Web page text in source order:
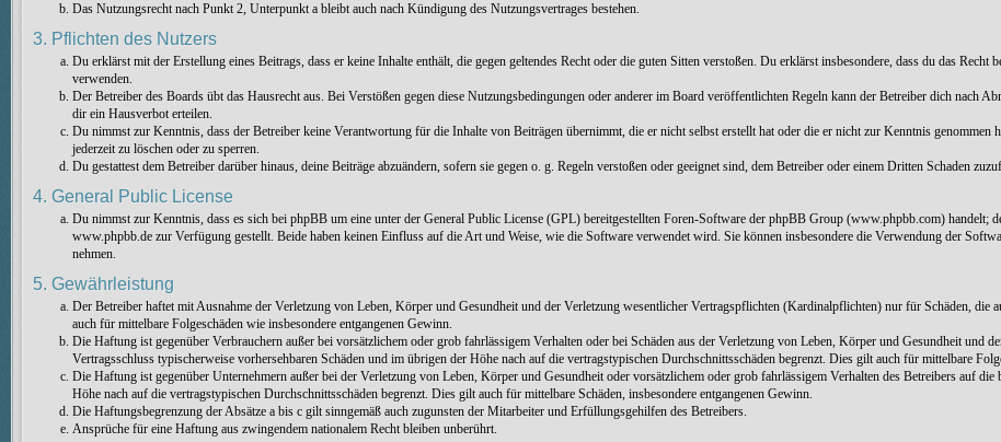
Das Nutzungsrecht nach Punkt 2, Unterpunkt a bleibt auch nach Kündigung des Nutzungsvertrages bestehen.
3. Pflichten des Nutzers
Du erklärst mit der Erstellung eines Beitrags, dass er keine Inhalte enthält, die gegen geltendes Recht oder die guten Sitten verstoßen. Du erklärst insbesondere, dass du das
verwenden.
Der Betreiber des Boards übt das Hausrecht aus. Bei Verstößen gegen diese Nutzungsbedingungen oder anderer im Board veröffentlichten Regeln kann der Betreiber dich nach
dir ein Hausverbot erteilen.
Du nimmst zur Kenntnis, dass der Betreiber keine Verantwortung für die Inhalte von Beiträgen übernimmt, die er nicht selbst erstellt hat oder die er nicht zur Kenntnis genommen
jederzeit zu löschen oder zu sperren.
Du gestattest dem Betreiber darüber hinaus, deine Beiträge abzuändern, sofern sie gegen o. g. Regeln verstoßen oder geeignet sind, dem Betreiber oder einem Dritten Schaden
4. General Public License
Du nimmst zur Kenntnis, dass es sich bei phpBB um eine unter der General Public License (GPL) bereitgestellten Foren-Software der phpBB Group (www.phpbb.com) handelt;
www.phpbb.de zur Verfügung gestellt. Beide haben keinen Einfluss auf die Art und Weise, wie die Software verwendet wird. Sie können insbesondere die Verwendung der
nehmen.
5. Gewährleistung
Der Betreiber haftet mit Ausnahme der Verletzung von Leben, Körper und Gesundheit und der Verletzung wesentlicher Vertragspflichten (Kardinalpflichten) nur für Schäden,
auch für mittelbare Folgeschäden wie insbesondere entgangenen Gewinn.
Die Haftung ist gegenüber Verbrauchern außer bei vorsätzlichem oder grob fahrlässigem Verhalten oder bei Schäden aus der Verletzung von Leben, Körper und Gesundheit und
Vertragsschluss typischerweise vorhersehbaren Schäden und im übrigen der Höhe nach auf die vertragstypischen Durchschnittsschäden begrenzt. Dies gilt auch für mittelbare
Die Haftung ist gegenüber Unternehmern außer bei der Verletzung von Leben, Körper und Gesundheit oder vorsätzlichem oder grob fahrlässigem Verhalten des Betreibers auf
Höhe nach auf die vertragstypischen Durchschnittsschäden begrenzt. Dies gilt auch für mittelbare Schäden, insbesondere entgangenen Gewinn.
Die Haftungsbegrenzung der Absätze a bis c gilt sinngemäß auch zugunsten der Mitarbeiter und Erfüllungsgehilfen des Betreibers.
Ansprüche für eine Haftung aus zwingendem nationalem Recht bleiben unberührt.